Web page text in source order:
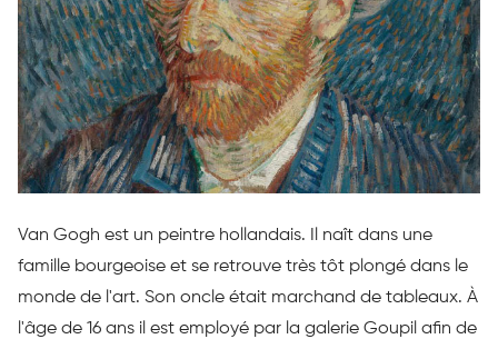
Van Gogh est un peintre hollandais. Il naît dans une
famille bourgeoise et se retrouve très tôt plongé dans le
monde de l'art. Son oncle était marchand de tableaux. À
l'âge de 16 ans il est employé par la galerie Goupil afin de